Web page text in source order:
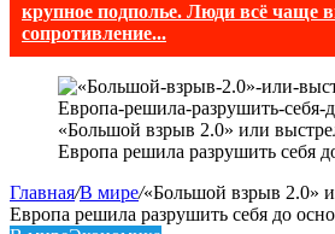
крупное подполье. Люди всё чаще
сопротивление...
«Большой взрыв 2.0» или
Европа решила разрушить себя
Главная/В мире/«Большой взрыв 2.0»
Европа решила разрушить себя до